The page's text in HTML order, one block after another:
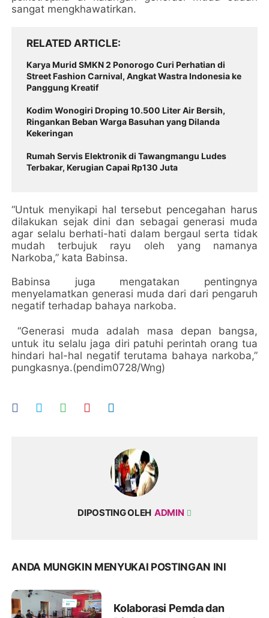
sangat mengkhawatirkan.
RELATED ARTICLE
Karya Murid SMKN 2 Ponorogo Curi Perhatian di
Street Fashion Carnival, Angkat Wastra Indonesia ke
Panggung Kreatif
Kodim Wonogiri Droping 10.500 Liter Air Bersih,
Ringankan Beban Warga Basuhan yang Dilanda
Kekeringan
Rumah Servis Elektronik di Tawangmangu Ludes
Terbakar, Kerugian Capai Rp130 Juta
“Untuk menyikapi hal tersebut pencegahan harus
dilakukan sejak dini dan sebagai generasi muda
agar selalu berhati-hati dalam bergaul serta tidak
mudah terbujuk rayu oleh yang namanya
Narkoba,” kata Babinsa.
Babinsa juga mengatakan pentingnya
menyelamatkan generasi muda dari dari pengaruh
negatif terhadap bahaya narkoba.
“Generasi muda adalah masa depan bangsa,
untuk itu selalu jaga diri patuhi perintah orang tua
hindari hal-hal negatif terutama bahaya narkoba,”
pungkasnya.(pendim0728/Wng)
DIPOSTING OLEH ADMIN
ANDA MUNGKIN MENYUKAI POSTINGAN INI
Kolaborasi Pemda dan